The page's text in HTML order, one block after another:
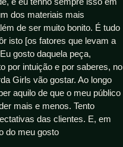
dos materiais mais
de ser muito bonito. É tudo
isto [os fatores que levam a
gosto daquela peça,
por intuição e por saberes, no
Girls vão gostar. Ao longo
aquilo de que o meu público
mais e menos. Tento
das clientes. E, em
do meu gosto